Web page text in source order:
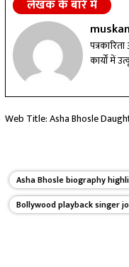
लेखक के बारे में
कार्यों में
Web Title: Asha Bhosle
Asha Bhosle biography
Bollywood playback singer